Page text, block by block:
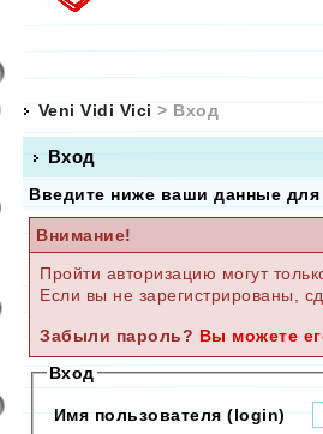
Veni Vidi Vici > Вход
Вход
Введите ниже ваши данные для
Внимание!
Пройти авторизацию могут
Если вы не зарегистрированы,
Забыли пароль? Вы можете
Вход
Имя пользователя (login)